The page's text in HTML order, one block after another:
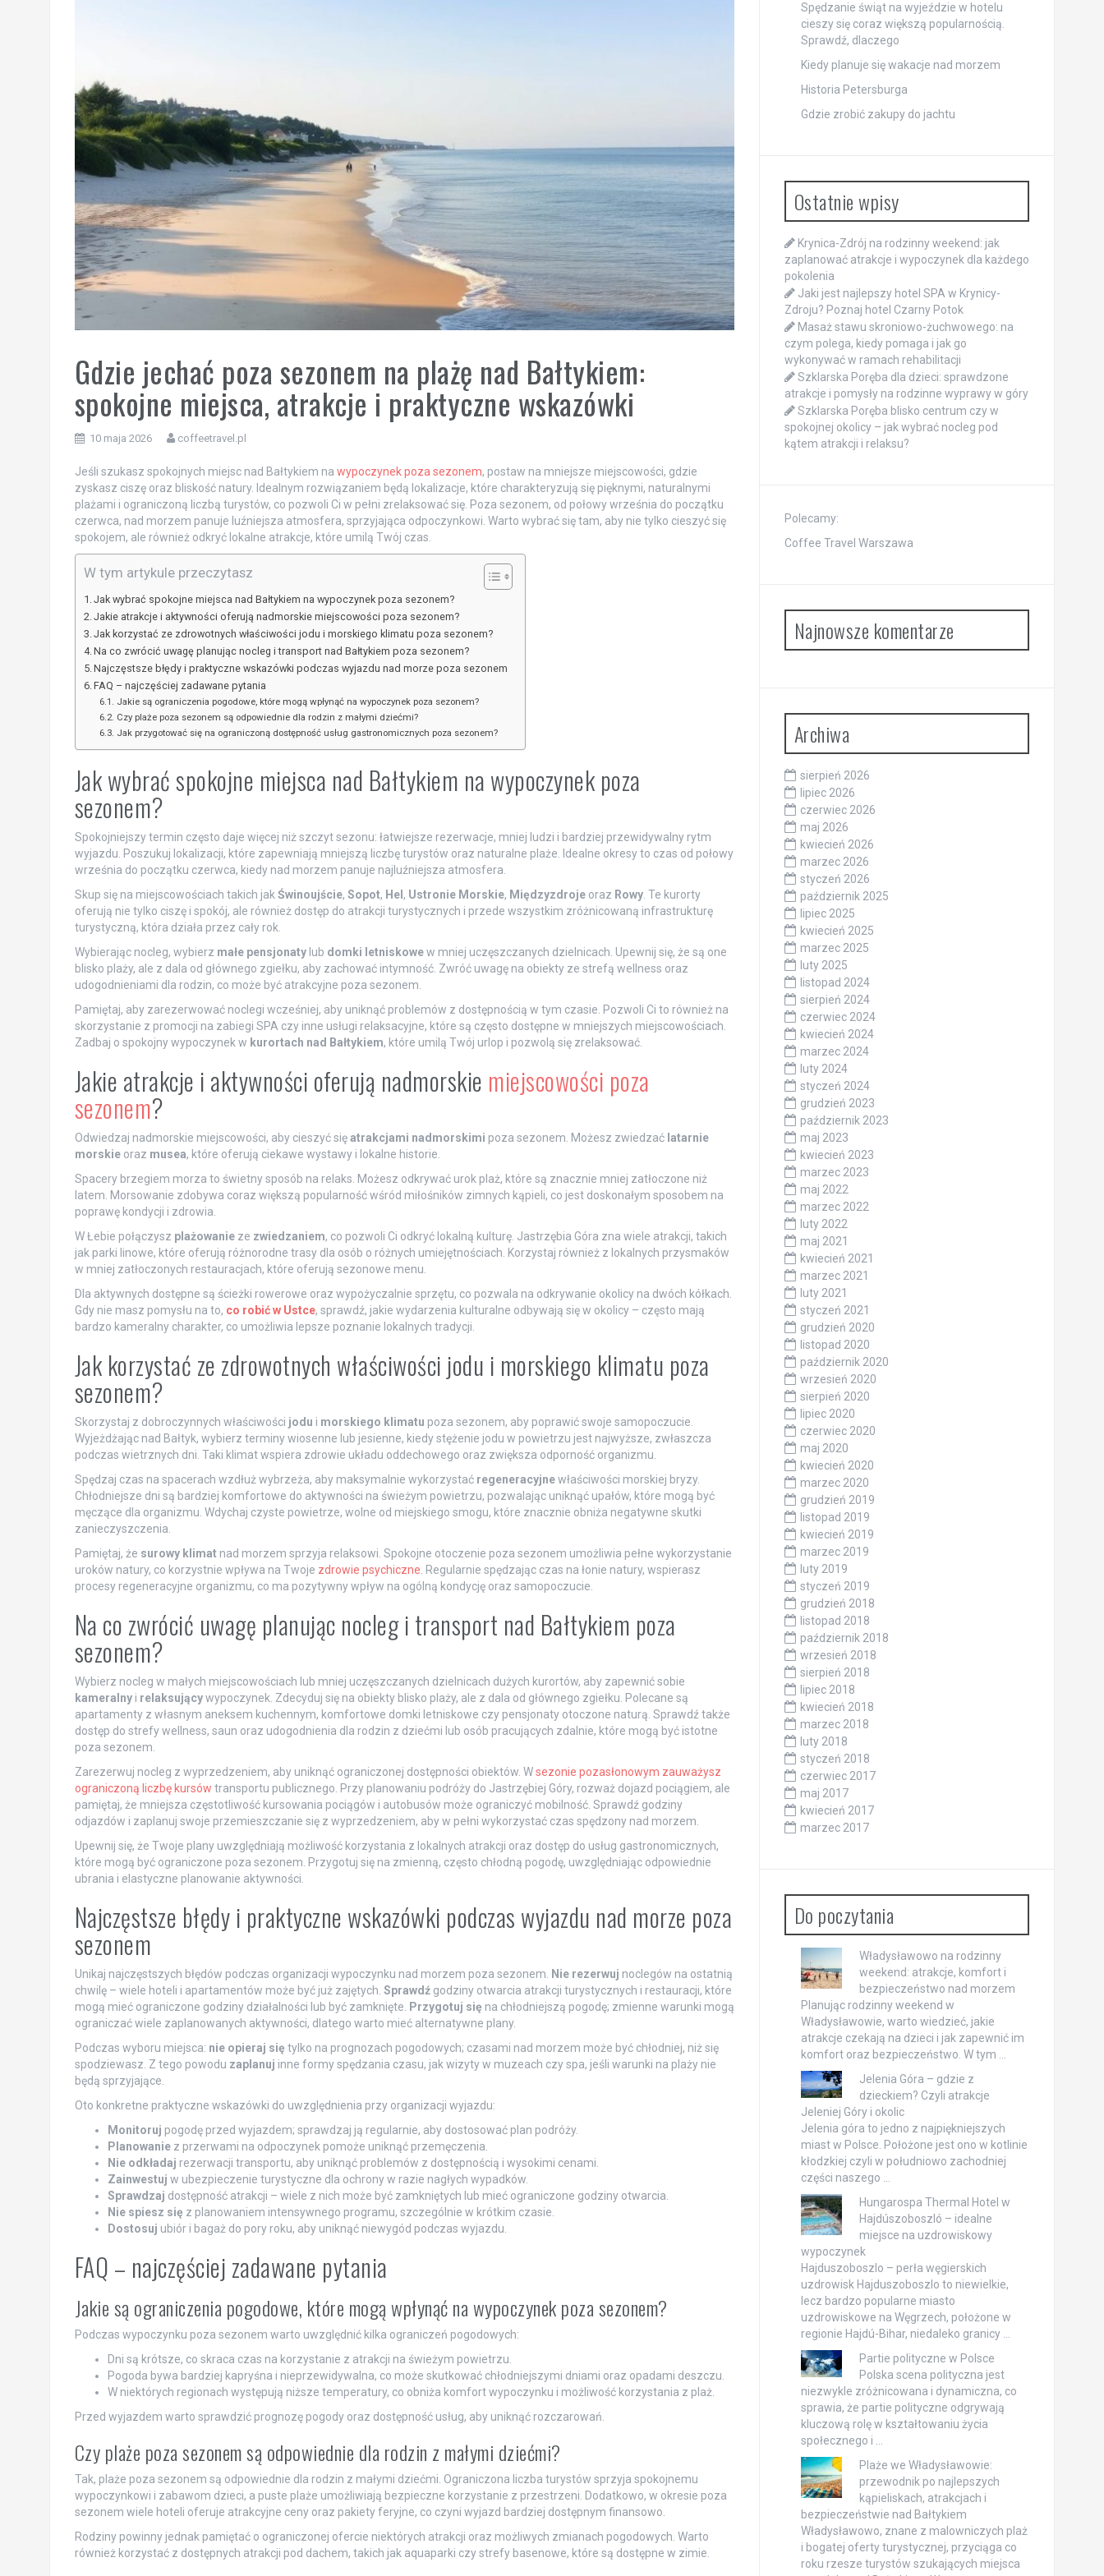
Gdzie jechać poza sezonem na plażę nad Bałtykiem:
spokojne miejsca, atrakcje i praktyczne wskazówki
10 maja 2026 coffeetravel.pl
Jeśli szukasz spokojnych miejsc nad Bałtykiem na wypoczynek poza sezonem, postaw na mniejsze miejscowości, gdzie
zyskasz ciszę oraz bliskość natury. Idealnym rozwiązaniem będą lokalizacje, które charakteryzują się pięknymi, naturalnymi
plażami i ograniczoną liczbą turystów, co pozwoli Ci w pełni zrelaksować się. Poza sezonem, od połowy września do początku
czerwca, nad morzem panuje luźniejsza atmosfera, sprzyjająca odpoczynkowi. Warto wybrać się tam, aby nie tylko cieszyć się
spokojem, ale również odkryć lokalne atrakcje, które umilą Twój czas.
W tym artykule przeczytasz
Jak wybrać spokojne miejsca nad Bałtykiem na wypoczynek poza sezonem?
Jakie atrakcje i aktywności oferują nadmorskie miejscowości poza sezonem?
Jak korzystać ze zdrowotnych właściwości jodu i morskiego klimatu poza sezonem?
Na co zwrócić uwagę planując nocleg i transport nad Bałtykiem poza sezonem?
Najczęstsze błędy i praktyczne wskazówki podczas wyjazdu nad morze poza sezonem
FAQ – najczęściej zadawane pytania
Jakie są ograniczenia pogodowe, które mogą wpłynąć na wypoczynek poza sezonem?
Czy plaże poza sezonem są odpowiednie dla rodzin z małymi dziećmi?
Jak przygotować się na ograniczoną dostępność usług gastronomicznych poza sezonem?
Jak wybrać spokojne miejsca nad Bałtykiem na wypoczynek poza
sezonem?
Spokojniejszy termin często daje więcej niż szczyt sezonu: łatwiejsze rezerwacje, mniej ludzi i bardziej przewidywalny rytm
wyjazdu. Poszukuj lokalizacji, które zapewniają mniejszą liczbę turystów oraz naturalne plaże. Idealne okresy to czas od połowy
września do początku czerwca, kiedy nad morzem panuje najluźniejsza atmosfera.
Skup się na miejscowościach takich jakŚwinoujście, Sopot, Hel , Ustronie Morskie, Międzyzdrojeoraz Rowy. Te kurorty
oferują nie tylko ciszę i spokój, ale również dostęp do atrakcji turystycznych i przede wszystkim zróżnicowaną infrastrukturę
turystyczną, która działa przez cały rok.
Wybierając nocleg, wybierz małe pensjonatylub domki letniskowew mniej uczęszczanych dzielnicach. Upewnij się, że są one
blisko plaży, ale z dala od głównego zgiełku, aby zachować intymność. Zwróć uwagę na obiekty ze strefą wellness oraz
udogodnieniami dla rodzin, co może być atrakcyjne poza sezonem.
Pamiętaj, aby zarezerwować noclegi wcześniej, aby uniknąć problemów z dostępnością w tym czasie. Pozwoli Ci to również na
skorzystanie z promocji na zabiegi SPA czy inne usługi relaksacyjne, które są często dostępne w mniejszych miejscowościach.
Zadbaj o spokojny wypoczynek w kurortach nad Bałtykiem, które umilą Twój urlop i pozwolą się zrelaksować.
Jakie atrakcje i aktywności oferują nadmorskie miejscowości poza
sezonem?
Odwiedzaj nadmorskie miejscowości, aby cieszyć sięatrakcjami nadmorskimi poza sezonem. Możesz zwiedzać latarnie
morskieoraz musea, które oferują ciekawe wystawy i lokalne historie.
Spacery brzegiem morza to świetny sposób na relaks. Możesz odkrywać urok plaż, które są znacznie mniej zatłoczone niż
latem. Morsowanie zdobywa coraz większą popularność wśród miłośników zimnych kąpieli, co jest doskonałym sposobem na
poprawę kondycji i zdrowia.
W Łebie połączysz plażowanieze zwiedzaniem, co pozwoli Ci odkryć lokalną kulturę. Jastrzębia Góra zna wiele atrakcji, takich
jak parki linowe, które oferują różnorodne trasy dla osób o różnych umiejętnościach. Korzystaj również z lokalnych przysmaków
w mniej zatłoczonych restauracjach, które oferują sezonowe menu.
Dla aktywnych dostępne są ścieżki rowerowe oraz wypożyczalnie sprzętu, co pozwala na odkrywanie okolicy na dwóch kółkach.
Gdy nie masz pomysłu na to, co robić w Ustce, sprawdź, jakie wydarzenia kulturalne odbywają się w okolicy – często mają
bardzo kameralny charakter, co umożliwia lepsze poznanie lokalnych tradycji.
Jak korzystać ze zdrowotnych właściwości jodu i morskiego klimatu poza
sezonem?
Skorzystaj z dobroczynnych właściwości jodu i morskiego klimatu poza sezonem, aby poprawić swoje samopoczucie.
Wyjeżdżając nad Bałtyk, wybierz terminy wiosenne lub jesienne, kiedy stężenie jodu w powietrzu jest najwyższe, zwłaszcza
podczas wietrznych dni. Taki klimat wspiera zdrowie układu oddechowego oraz zwiększa odporność organizmu.
Spędzaj czas na spacerach wzdłuż wybrzeża, aby maksymalnie wykorzystać regeneracyjnewłaściwości morskiej bryzy.
Chłodniejsze dni są bardziej komfortowe do aktywności na świeżym powietrzu, pozwalając uniknąć upałów, które mogą być
męczące dla organizmu. Wdychaj czyste powietrze, wolne od miejskiego smogu, które znacznie obniża negatywne skutki
zanieczyszczenia.
Pamiętaj, że surowy klimatnad morzem sprzyja relaksowi. Spokojne otoczenie poza sezonem umożliwia pełne wykorzystanie
uroków natury, co korzystnie wpływa na Twoje zdrowie psychiczne. Regularnie spędzając czas na łonie natury, wspierasz
procesy regeneracyjne organizmu, co ma pozytywny wpływ na ogólną kondycję oraz samopoczucie.
Na co zwrócić uwagę planując nocleg i transport nad Bałtykiem poza
sezonem?
Wybierz nocleg w małych miejscowościach lub mniej uczęszczanych dzielnicach dużych kurortów, aby zapewnić sobie
kameralnyi relaksującywypoczynek. Zdecyduj się na obiekty blisko plaży, ale z dala od głównego zgiełku. Polecane są
apartamenty z własnym aneksem kuchennym, komfortowe domki letniskowe czy pensjonaty otoczone naturą. Sprawdź także
dostęp do strefy wellness, saun oraz udogodnienia dla rodzin z dziećmi lub osób pracujących zdalnie, które mogą być istotne
poza sezonem.
Zarezerwuj nocleg z wyprzedzeniem, aby uniknąć ograniczonej dostępności obiektów. Wsezonie pozasłonowym zauważysz
ograniczoną liczbę kursów transportu publicznego. Przy planowaniu podróży do Jastrzębiej Góry, rozważ dojazd pociągiem, ale
pamiętaj, że mniejsza częstotliwość kursowania pociągów i autobusów może ograniczyć mobilność. Sprawdź godziny
odjazdów i zaplanuj swoje przemieszczanie się z wyprzedzeniem, aby w pełni wykorzystać czas spędzony nad morzem.
Upewnij się, że Twoje plany uwzględniają możliwość korzystania z lokalnych atrakcji oraz dostęp do usług gastronomicznych,
które mogą być ograniczone poza sezonem. Przygotuj się na zmienną, często chłodną pogodę, uwzględniając odpowiednie
ubrania i elastyczne planowanie aktywności.
Najczęstsze błędy i praktyczne wskazówki podczas wyjazdu nad morze poza
sezonem
Unikaj najczęstszych błędów podczas organizacji wypoczynku nad morzem poza sezonem. Nie rezerwuj noclegów na ostatnią
chwilę – wiele hoteli i apartamentów może być już zajętych. Sprawdźgodziny otwarcia atrakcji turystycznych i restauracji, które
mogą mieć ograniczone godziny działalności lub być zamknięte. Przygotuj się na chłodniejszą pogodę; zmienne warunki mogą
ograniczać wiele zaplanowanych aktywności, dlatego warto mieć alternatywne plany.
Podczas wyboru miejsca: nie opieraj się tylko na prognozach pogodowych; czasami nad morzem może być chłodniej, niż się
spodziewasz. Z tego powodu zaplanuj inne formy spędzania czasu, jak wizyty w muzeach czy spa, jeśli warunki na plaży nie
będą sprzyjające.
Oto konkretne praktyczne wskazówki do uwzględnienia przy organizacji wyjazdu:
Monitoruj pogodę przed wyjazdem; sprawdzaj ją regularnie, aby dostosować plan podróży.
Planowaniez przerwami na odpoczynek pomoże uniknąć przemęczenia.
Nie odkładaj rezerwacji transportu, aby uniknąć problemów z dostępnością i wysokimi cenami.
Zainwestuj w ubezpieczenie turystyczne dla ochrony w razie nagłych wypadków.
Sprawdzaj dostępność atrakcji – wiele z nich może być zamkniętych lub mieć ograniczone godziny otwarcia.
Nie spiesz się z planowaniem intensywnego programu, szczególnie w krótkim czasie.
Dostosuj ubiór i bagaż do pory roku, aby uniknąć niewygód podczas wyjazdu.
FAQ – najczęściej zadawane pytania
Jakie są ograniczenia pogodowe, które mogą wpłynąć na wypoczynek poza sezonem?
Podczas wypoczynku poza sezonem warto uwzględnić kilka ograniczeń pogodowych:
Dni są krótsze, co skraca czas na korzystanie z atrakcji na świeżym powietrzu.
Pogoda bywa bardziej kapryśna i nieprzewidywalna, co może skutkować chłodniejszymi dniami oraz opadami deszczu.
W niektórych regionach występują niższe temperatury, co obniża komfort wypoczynku i możliwość korzystania z plaż.
Przed wyjazdem warto sprawdzić prognozę pogody oraz dostępność usług, aby uniknąć rozczarowań.
Czy plaże poza sezonem są odpowiednie dla rodzin z małymi dziećmi?
Tak, plaże poza sezonem są odpowiednie dla rodzin z małymi dziećmi. Ograniczona liczba turystów sprzyja spokojnemu
wypoczynkowi i zabawom dzieci, a puste plaże umożliwiają bezpieczne korzystanie z przestrzeni. Dodatkowo, w okresie poza
sezonem wiele hoteli oferuje atrakcyjne ceny oraz pakiety feryjne, co czyni wyjazd bardziej dostępnym finansowo.
Rodziny powinny jednak pamiętać o ograniczonej ofercie niektórych atrakcji oraz możliwych zmianach pogodowych. Warto
również korzystać z dostępnych atrakcji pod dachem, takich jak aquaparki czy strefy basenowe, które są dostępne w zimie.
Spędzanie świąt na wyjeździe w hotelu
cieszy się coraz większą popularnością.
Sprawdź, dlaczego
Kiedy planuje się wakacje nad morzem
Historia Petersburga
Gdzie zrobić zakupy do jachtu
Ostatnie wpisy
Krynica-Zdrój na rodzinny weekend: jak
zaplanować atrakcje i wypoczynek dla każdego
pokolenia
Jaki jest najlepszy hotel SPA w Krynicy-
Zdroju? Poznaj hotel Czarny Potok
Masaż stawu skroniowo-żuchwowego: na
czym polega, kiedy pomaga i jak go
wykonywać w ramach rehabilitacji
Szklarska Poręba dla dzieci: sprawdzone
atrakcje i pomysły na rodzinne wyprawy w góry
Szklarska Poręba blisko centrum czy w
spokojnej okolicy – jak wybrać nocleg pod
kątem atrakcji i relaksu?
Polecamy:
Coffee Travel Warszawa
Najnowsze komentarze
Archiwa
sierpień 2026
lipiec 2026
czerwiec 2026
maj 2026
kwiecień 2026
marzec 2026
styczeń 2026
październik 2025
lipiec 2025
kwiecień 2025
marzec 2025
luty 2025
listopad 2024
sierpień 2024
czerwiec 2024
kwiecień 2024
marzec 2024
luty 2024
styczeń 2024
grudzień 2023
październik 2023
maj 2023
kwiecień 2023
marzec 2023
maj 2022
marzec 2022
luty 2022
maj 2021
kwiecień 2021
marzec 2021
luty 2021
styczeń 2021
grudzień 2020
listopad 2020
październik 2020
wrzesień 2020
sierpień 2020
lipiec 2020
czerwiec 2020
maj 2020
kwiecień 2020
marzec 2020
grudzień 2019
listopad 2019
kwiecień 2019
marzec 2019
luty 2019
styczeń 2019
grudzień 2018
listopad 2018
październik 2018
wrzesień 2018
sierpień 2018
lipiec 2018
kwiecień 2018
marzec 2018
luty 2018
styczeń 2018
czerwiec 2017
maj 2017
kwiecień 2017
marzec 2017
Do poczytania
Władysławowo na rodzinny
weekend: atrakcje, komfort i
bezpieczeństwo nad morzem
Planując rodzinny weekend w
Władysławowie, warto wiedzieć, jakie
atrakcje czekają na dzieci i jak zapewnić im
komfort oraz bezpieczeństwo. W tym …
Jelenia Góra – gdzie z
dzieckiem? Czyli atrakcje
Jeleniej Góry i okolic
Jelenia góra to jedno z najpiękniejszych
miast w Polsce. Położone jest ono w kotlinie
kłodzkiej czyli w południowo zachodniej
części naszego …
Hungarospa Thermal Hotel w
Hajdúszoboszló – idealne
miejsce na uzdrowiskowy
wypoczynek
Hajduszoboszlo – perła węgierskich
uzdrowisk Hajduszoboszlo to niewielkie,
lecz bardzo popularne miasto
uzdrowiskowe na Węgrzech, położone w
regionie Hajdú-Bihar, niedaleko granicy …
Partie polityczne w Polsce
Polska scena polityczna jest
niezwykle zróżnicowana i dynamiczna, co
sprawia, że partie polityczne odgrywają
kluczową rolę w kształtowaniu życia
społecznego i …
Plaże we Władysławowie:
przewodnik po najlepszych
kąpieliskach, atrakcjach i
bezpieczeństwie nad Bałtykiem
Władysławowo, znane z malowniczych plaż
i bogatej oferty turystycznej, przyciąga co
roku rzesze turystów szukających miejsca